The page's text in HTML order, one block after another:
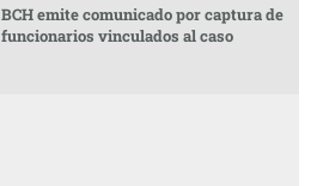
BCH emite comunicado por captura de
funcionarios vinculados al caso